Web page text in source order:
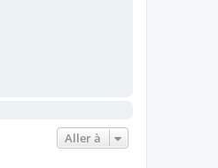
Aller à